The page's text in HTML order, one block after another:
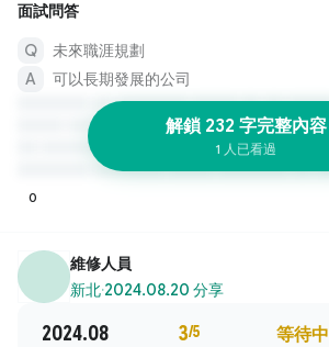
面試問答
未來職涯規劃
可以長期發展的公司
解鎖 232 字完整內容
1 人已看過
0
維修人員
新北·2024.08.20 分享
2024.08 3/5 等待中